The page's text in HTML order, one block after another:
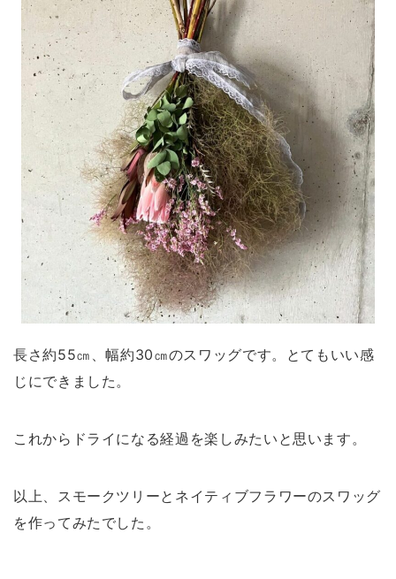
長さ約55㎝、幅約30㎝のスワッグです。とてもいい感
じにできました。
これからドライになる経過を楽しみたいと思います。
以上、スモークツリーとネイティブフラワーのスワッグ
を作ってみたでした。